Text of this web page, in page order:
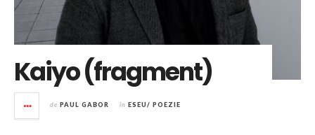
Kaiyo (fragment)
de PAUL GABOR în ESEU/ POEZIE